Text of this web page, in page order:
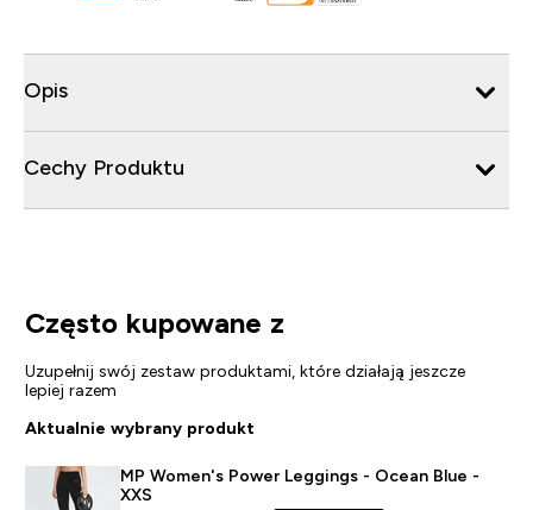
Opis
Cechy Produktu
Często kupowane z
Uzupełnij swój zestaw produktami, które działają jeszcze
lepiej razem
Aktualnie wybrany produkt
MP Women's Power Leggings - Ocean Blue -
XXS